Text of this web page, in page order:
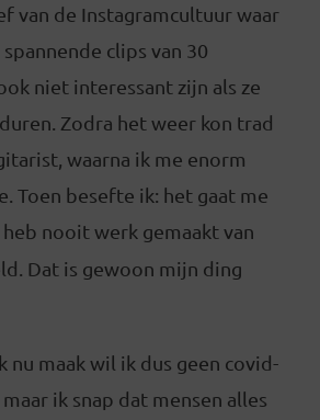
van de Instagramcultuur waar
clips van 30
niet interessant zijn als ze
Zodra het weer kon trad
waarna ik me enorm
Toen besefte ik: het gaat me
heb nooit werk gemaakt van
Dat is gewoon mijn ding
nu maak wil ik dus geen covid-
ik snap dat mensen alles